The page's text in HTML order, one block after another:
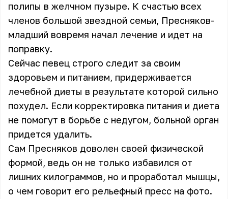
полипы в желчном пузыре. К счастью всех
членов большой звездной семьи, Пресняков-
младший вовремя начал лечение и идет на
поправку.
Сейчас певец строго следит за своим
здоровьем и питанием, придерживается
лечебной диеты в результате которой сильно
похудел. Если корректировка питания и диета
не помогут в борьбе с недугом, больной орган
придется удалить.
Сам Пресняков доволен своей физической
формой, ведь он не только избавился от
лишних килограммов, но и проработал мышцы,
о чем говорит его рельефный пресс на фото.